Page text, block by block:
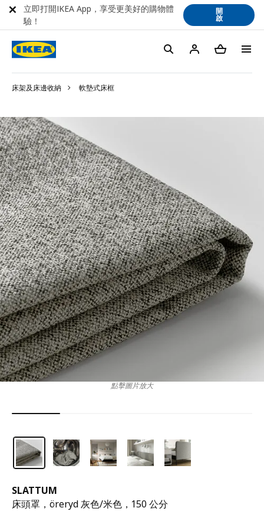
床架及床邊收納 軟墊式床框
SLATTUM
床頭罩，öreryd 灰色/米色，150 公分
點擊圖片放大
立即打開IKEA App，享受更美好的購物體
驗！
開
啟